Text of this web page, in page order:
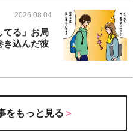
2026.08.04
てる」お局
き込んだ彼
をもっと見る